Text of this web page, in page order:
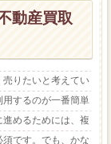
動産買取
りたいと考えてい
するのが一番簡単
めるためには、複
です。でも、かな